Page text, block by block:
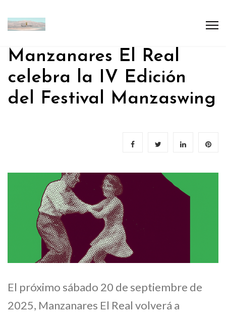
Manzanares El Real
celebra la IV Edición
del Festival Manzaswing
El próximo sábado 20 de septiembre de
2025, Manzanares El Real volverá a